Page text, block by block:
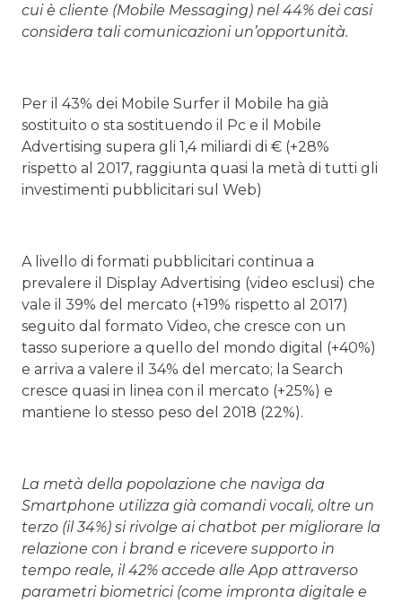
cui è cliente (Mobile Messaging) nel 44% dei casi
considera tali comunicazioni un’opportunità.
Per il 43% dei Mobile Surfer il Mobile ha già
sostituito o sta sostituendo il Pc e il Mobile
Advertising supera gli 1,4 miliardi di € (+28%
rispetto al 2017, raggiunta quasi la metà di tutti gli
investimenti pubblicitari sul Web)
A livello di formati pubblicitari continua a
prevalere il Display Advertising (video esclusi) che
vale il 39% del mercato (+19% rispetto al 2017)
seguito dal formato Video, che cresce con un
tasso superiore a quello del mondo digital (+40%)
e arriva a valere il 34% del mercato; la Search
cresce quasi in linea con il mercato (+25%) e
mantiene lo stesso peso del 2018 (22%).
La metà della popolazione che naviga da
Smartphone utilizza già comandi vocali, oltre un
terzo (il 34%) si rivolge ai chatbot per migliorare la
relazione con i brand e ricevere supporto in
tempo reale, il 42% accede alle App attraverso
parametri biometrici (come impronta digitale e